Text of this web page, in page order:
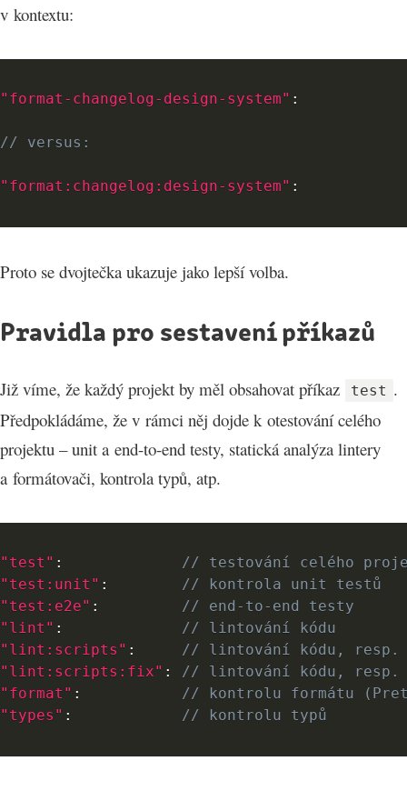
v kontextu:
"format-changelog-design-system" :
// versus:
"format:changelog:design-system" :
Proto se dvojtečka ukazuje jako lepší volba.
Pravidla pro sestavení příkazů
Již víme, že každý projekt by měl obsahovat příkaz test .
Předpokládáme, že v rámci něj dojde k otestování celého
projektu – unit a end-to-end testy, statická analýza lintery
a formátovači, kontrola typů, atp.
"test" :
// testování celého
"test:unit" :
// kontrola unit testů
"test:e2e" :
// end-to-end testy
"lint" :
// lintování kódu
"lint:scripts" :
// lintování kódu, resp.
"lint:scripts:fix" :
// lintování kódu, resp.
"format" :
// kontrolu formátu
"types" : // kontrolu typů